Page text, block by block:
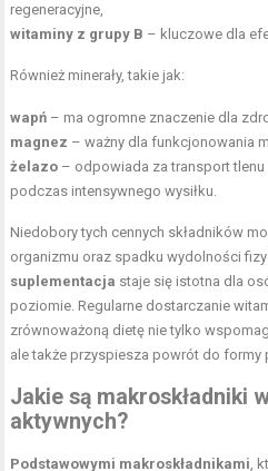
regeneracyjne,
witaminy z grupy B – kluczowe dla
Również minerały, takie jak:
wapń – ma ogromne znaczenie dla
magnez – ważny dla funkcjonowania
żelazo – odpowiada za transport
podczas intensywnego wysiłku.
Niedobory tych cennych składników
organizmu oraz spadku wydolności
suplementacja staje się istotna dla
poziomie. Regularne dostarczanie
zrównoważoną dietę nie tylko
ale także przyspiesza powrót do formy
Jakie są makroskładniki
aktywnych?
Podstawowymi makroskładnikami,